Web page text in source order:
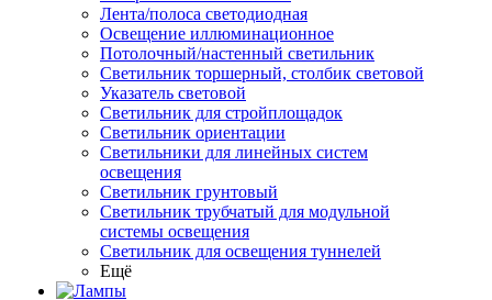
Лента/полоса светодиодная
Освещение иллюминационное
Потолочный/настенный светильник
Светильник торшерный, столбик световой
Указатель световой
Светильник для стройплощадок
Светильник ориентации
Светильники для линейных систем
освещения
Светильник грунтовый
Светильник трубчатый для модульной
системы освещения
Светильник для освещения туннелей
Ещё